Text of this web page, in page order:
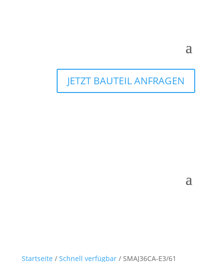
JETZT BAUTEIL ANFRAGEN
Startseite / Schnell verfügbar/ SMAJ36CA-E3/61